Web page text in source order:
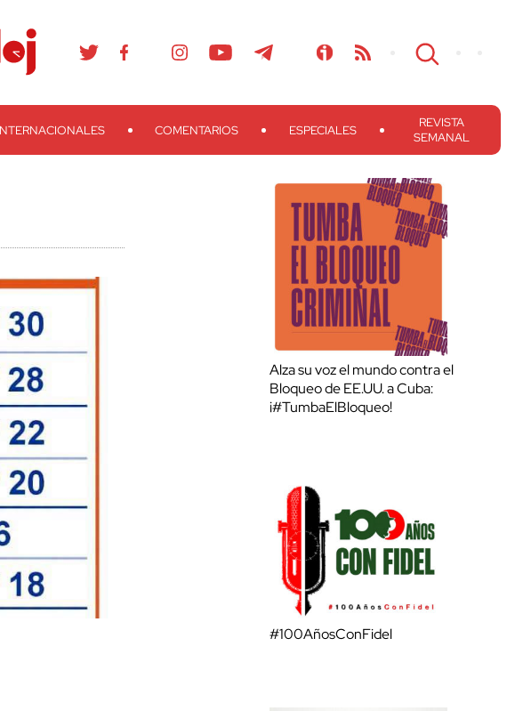
COMENTARIOS ESPECIALES
REVISTA
SEMANAL
Alza su voz el mundo contra el
Bloqueo de EE.UU. a Cuba:
¡#TumbaElBloqueo!
#100AñosConFidel